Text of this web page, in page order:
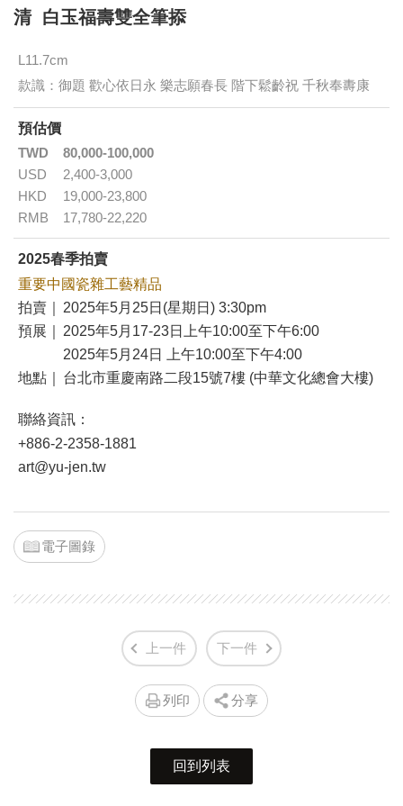
清 白玉福壽雙全筆掭
L11.7cm
款識：御題 歡心依日永 樂志願春長 階下鬆齡祝 千秋奉夀康
預估價
TWD
80,000-100,000
USD
2,400-3,000
HKD
19,000-23,800
RMB
17,780-22,220
2025春季拍賣
重要中國瓷雜工藝精品
拍賣｜
2025年5月25日(星期日) 3:30pm
預展｜
2025年5月17-23日上午10:00至下午6:00
2025年5月24日 上午10:00至下午4:00
地點｜
台北市重慶南路二段15號7樓 (中華文化總會大樓)
聯絡資訊：
+886-2-2358-1881
art@yu-jen.tw
電子圖錄
上一件 下一件
列印 分享
回到列表